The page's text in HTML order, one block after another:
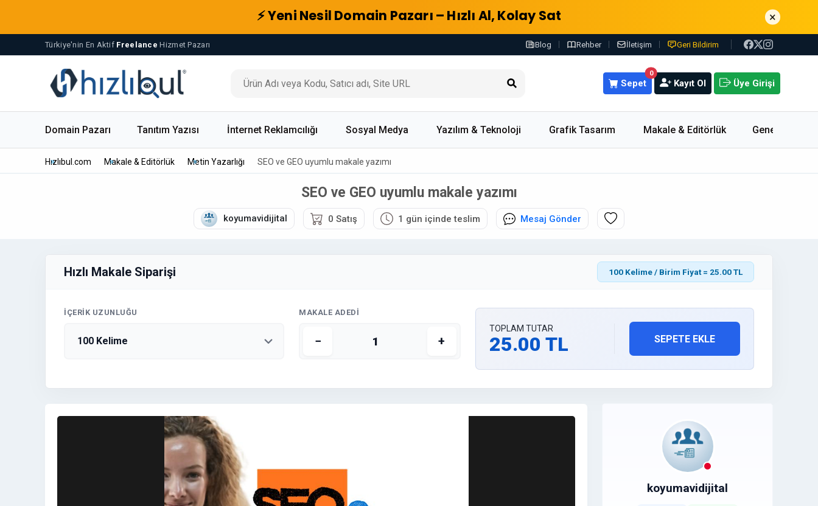
⚡ Yeni Nesil Domain Pazarı – Hızlı Al, Kolay Sat ×
Türkiye'nin En Aktif Freelance Hizmet Pazarı Blog Rehber İletişim Geri Bildirim
0
Sepet Kayıt Ol Üye Girişi
Domain Pazarı Tanıtım Yazısı İnternet Reklamcılığı Sosyal Medya Yazılım & Teknoloji Grafik Tasarım Makale & Editörlük Genel
Hızlıbul.com Makale & Editörlük Metin Yazarlığı SEO ve GEO uyumlu makale yazımı
SEO ve GEO uyumlu makale yazımı
koyumavidijital 0 Satış 1 gün içinde teslim Mesaj Gönder
Hızlı Makale Siparişi 100 Kelime / Birim Fiyat = 25.00 TL
İÇERIK UZUNLUĞU MAKALE ADEDI
− +
TOPLAM TUTAR
25.00 TL SEPETE EKLE
koyumavidijital